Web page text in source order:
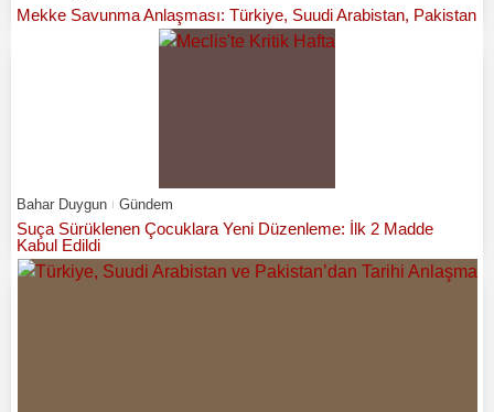
Mekke Savunma Anlaşması: Türkiye, Suudi Arabistan, Pakistan
Bahar Duygun Gündem
Suça Sürüklenen Çocuklara Yeni Düzenleme: İlk 2 Madde
Kabul Edildi